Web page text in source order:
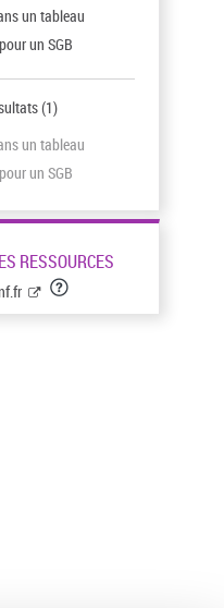
un tableau
un SGB
(1)
un tableau
un SGB
RESSOURCES